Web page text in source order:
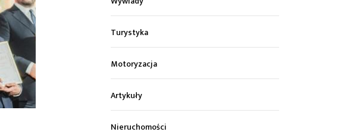
Turystyka
Motoryzacja
Artykuły
Nieruchomości